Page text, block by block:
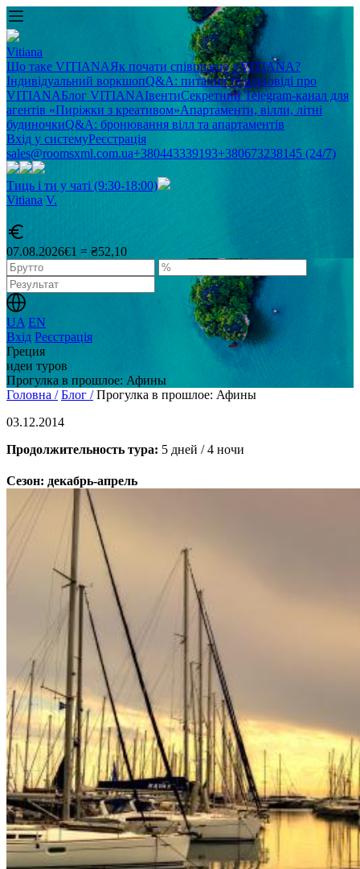
Vitiana
Що таке VITIANAЯк почати співпрацю з VITIANA?
Індивідуальний воркшопQ&A: питання та відповіді про
VITIANAБлог VITIANAІвентиСекретний Telegram-канал для
агентів «Пиріжки з креативом»Апартаменти, вілли, літні
будиночкиQ&A: бронювання вілл та апартаментів
Вхід у системуРеєстрація
sales@roomsxml.com.ua+380443339193+380673238145 (24/7)
Тиць і ти у чаті (9:30-18:00)
Vitiana V.
07.08.2026€1 = ₴52,10
UA EN
Вхід Реєстрація
Греция
идеи туров
Прогулка в прошлое: Афины
Головна / Блог / Прогулка в прошлое: Афины
03.12.2014
Продолжительность тура: 5 дней / 4 ночи
Сезон: декабрь-апрель